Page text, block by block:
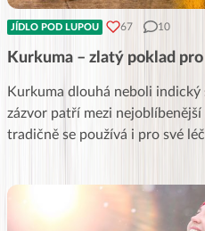
JÍDLO POD LUPOU 67 10
Kurkuma – zlatý poklad
Kurkuma dlouhá neboli
zázvor patří mezi
tradičně se používá i pro své